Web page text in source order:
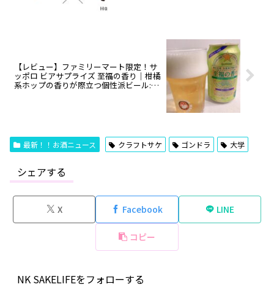
【レビュー】ファミリーマート限定！サ
ッポロ ビアサプライズ 至福の香り｜柑橘
系ホップの香りが際立つ個性派ビール:ワ
最新！！お酒ニュース クラフトサケ ゴンドラ 大学
シェアする
X Facebook LINE
コピー
NK SAKELIFEをフォローする